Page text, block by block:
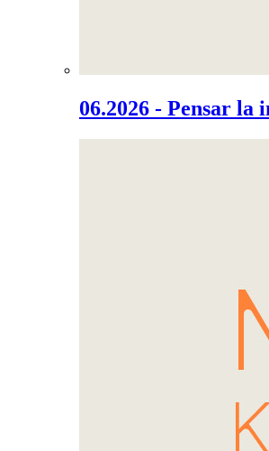
06.2026 - Pensar la